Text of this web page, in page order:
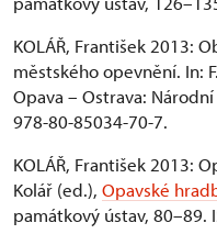
KOLÁŘ, František 2013:
městského opevnění. In:
Opava – Ostrava:
978-80-85034-70-7.
KOLÁŘ, František 2013:
Kolář (ed.), Opavské
památkový ústav, 80–89.